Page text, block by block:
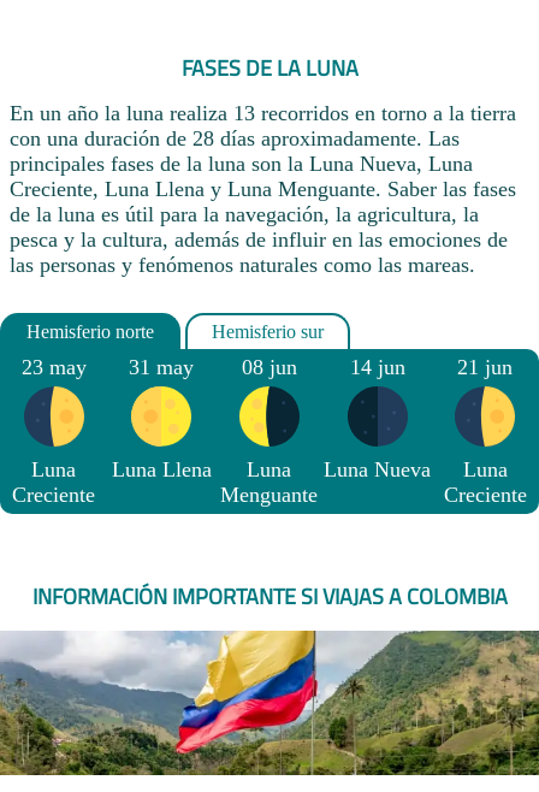
FASES DE LA LUNA
En un año la luna realiza 13 recorridos en torno a la tierra
con una duración de 28 días aproximadamente. Las
principales fases de la luna son la Luna Nueva, Luna
Creciente, Luna Llena y Luna Menguante. Saber las fases
de la luna es útil para la navegación, la agricultura, la
pesca y la cultura, además de influir en las emociones de
las personas y fenómenos naturales como las mareas.
23 may
Luna
Creciente
31 may
Luna Llena
08 jun
Luna
Menguante
14 jun
Luna Nueva
21 jun
Luna
Creciente
INFORMACIÓN IMPORTANTE SI VIAJAS A COLOMBIA